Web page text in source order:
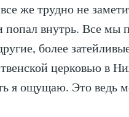
же трудно не
попал внутрь. Все мы
более
церковью в
я ощущаю. Это ведь